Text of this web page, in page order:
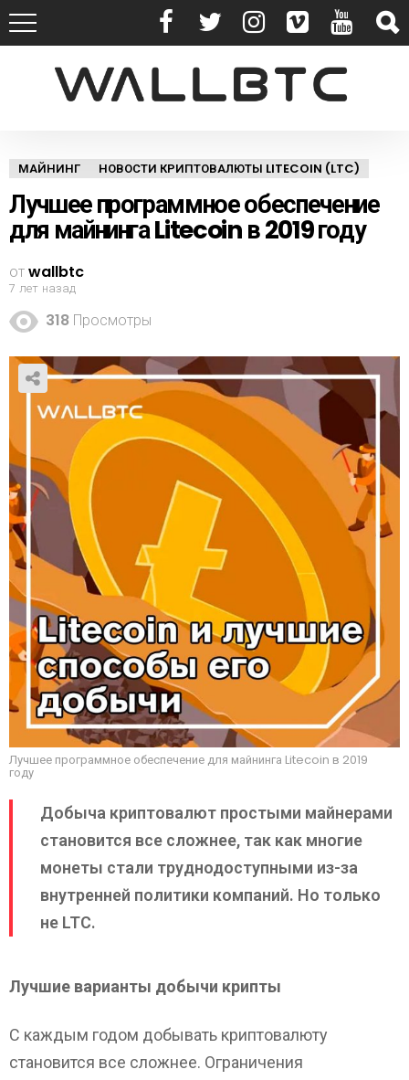
МАЙНИНГ НОВОСТИ КРИПТОВАЛЮТЫ LITECOIN (LTC)
Лучшее программное обеспечение
для майнинга Litecoin в 2019 году
отwallbtc
7 лет назад
318 Просмотры
Лучшее программное обеспечение для майнинга Litecoin в 2019
году
Добыча криптовалют простыми майнерами
становится все сложнее, так как многие
монеты стали труднодоступными из-за
внутренней политики компаний. Но только
не LTC.
Лучшие варианты добычи крипты
С каждым годом добывать криптовалюту
становится все сложнее. Ограничения